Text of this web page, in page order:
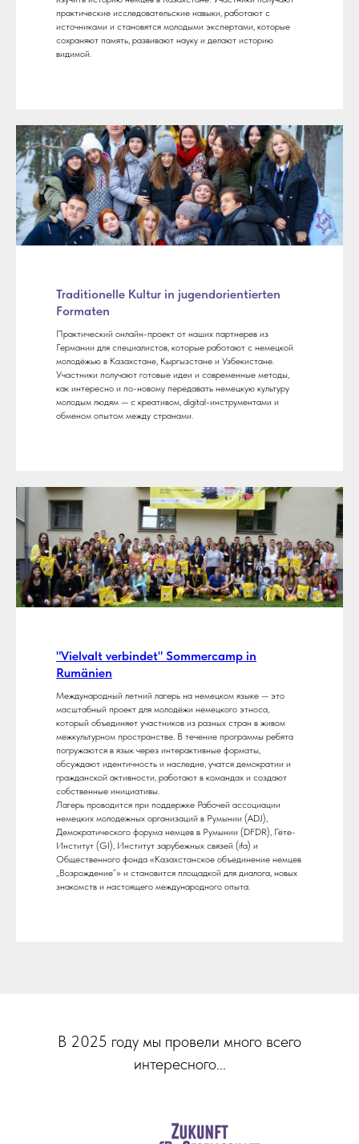
практические исследовательские навыки, работают с
источниками и становятся молодыми экспертами, которые
сохраняют память, развивают науку и делают историю
видимой.
Traditionelle Kultur in jugendorientierten
Formaten
Практический онлайн-проект от наших партнерев из
Германии для специалистов, которые работают с немецкой
молодёжью в Казахстане, Кыргызстане и Узбекистане.
Участники получают готовые идеи и современные методы,
как интересно и по-новому передавать немецкую культуру
молодым людям — с креативом, digital-инструментами и
обменом опытом между странами.
"Vielvalt verbindet" Sommercamp in
Rumänien
Международный летний лагерь на немецком языке — это
масштабный проект для молодёжи немецкого этноса,
который объединяет участников из разных стран в живом
межкультурном пространстве. В течение программы ребята
погружаются в язык через интерактивные форматы,
обсуждают идентичность и наследие, учатся демократии и
гражданской активности, работают в командах и создают
собственные инициативы.
Лагерь проводится при поддержке Рабочей ассоциации
немецких молодежных организаций в Румынии (ADJ),
Демократического форума немцев в Румынии (DFDR), Гёте-
Институт (GI), Институт зарубежных связей (ifa) и
Общественного фонда «Казахстанское объединение немцев
„Возрождение“» и становится площадкой для диалога, новых
знакомств и настоящего международного опыта.
В 2025 году мы провели много всего
интересного...